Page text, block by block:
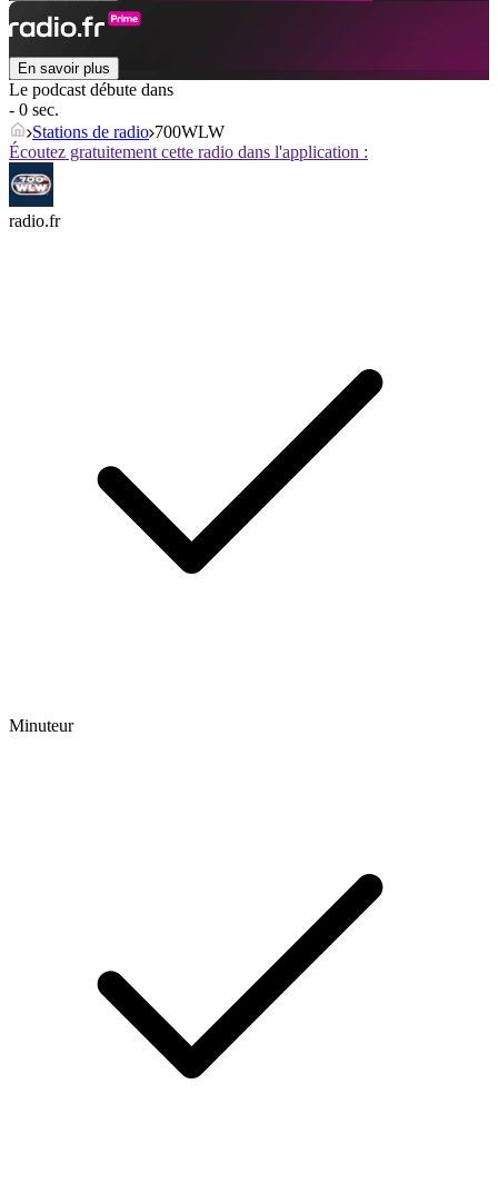
En savoir plus
Le podcast débute dans
- 0 sec.
Stations de radio 700WLW
Écoutez gratuitement cette radio dans l'application :
radio.fr
Minuteur